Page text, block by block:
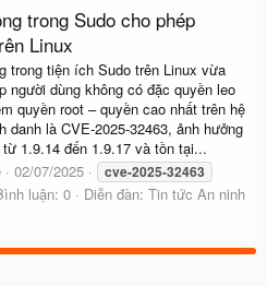
trong Sudo cho phép
Linux
trong tiện ích Sudo trên Linux vừa
người dùng không có đặc quyền leo
quyền root – quyền cao nhất trên hệ
danh là CVE-2025-32463, ảnh hưởng
1.9.14 đến 1.9.17 và tồn tại...
02/07/2025 cve-2025-32463
luận: 0 Diễn đàn: Tin tức An ninh